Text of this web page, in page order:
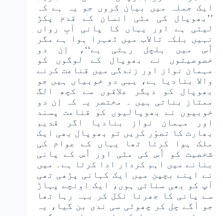
ایک جملہ میں بیان کروں جو یہ ہے کہ
’’بھوپال کی مٹی انسان کے قدم پکڑ
لیتی ہے اور یہاں کا پانی آبِ رواں
نہیں بلکہ تالاب میں ٹھہرا ہوا ہے مگر
اُس میں ہلچل رہتی ہے‘‘، اِن دو
خصوصیتوں نے بھوپال کے لوگوں کو
مہمان نواز اور زندگی میں قناعت کرنے
والا بنادیا ہے، یہی دو خوبیاں ہیں جو
بھوپال کو دیگر علاقوں سے کچھ الگ
ممتاز بناتی ہیں ۔ مختصر یہ کہ اِن دو
خوبیوں نے بھوپالیوں کو قناعت پسند
اور مہمان نواز بنادیا اگر قدیم
بھارت کا تصوّر کریں تو بھوپال بھی ایک
ملک ہوا کرتا تھا یہاں کے عوام کی
شخصیت کو اُس کی مٹی اور اُس کے پانی
بنانے میں اہم کردار ادا کرتا ہے۔ میں
نے اپنے بچپن میں ایک کہانی پڑھی تھی
آپ کو بھی سناتی ہوں، ایک اونچے پہاڑ
سے پانی کا جھرنا نکل کر بہہ رہا تھا
جو آگے چل کر چھوٹی سی ندی بن گیا، یہ